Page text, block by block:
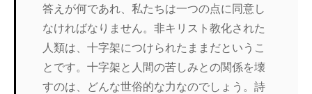
答えが何であれ、私たちは一つの点に同意し
なければなりません。非キリスト教化された
人類は、十字架につけられたままだというこ
とです。十字架と人間の苦しみとの関係を壊
すのは、どんな世俗的な力なのでしょう。詩